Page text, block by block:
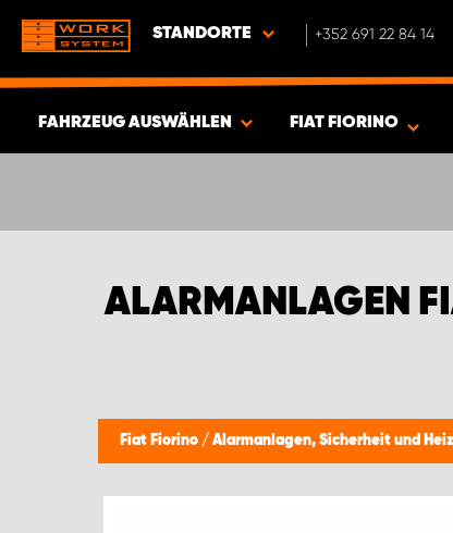
STANDORTE +352 691 22 84 14
FAHRZEUG AUSWÄHLEN FIAT FIORINO
ALARMANLAGEN
Fiat Fiorino / Alarmanlagen, Sicherheit und